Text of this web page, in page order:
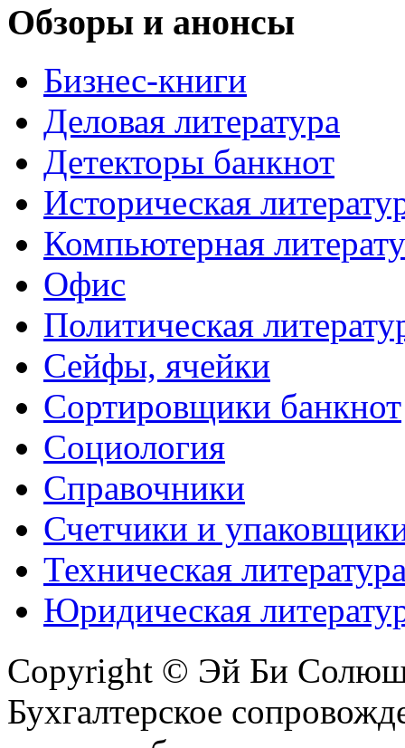
Обзоры и анонсы
Бизнес-книги
Деловая литература
Детекторы банкнот
Историческая
Компьютерная
Офис
Политическая
Сейфы, ячейки
Сортировщики банкнот
Социология
Справочники
Счетчики и
Техническая
Юридическая
Copyright © Эй Би
Бухгалтерское